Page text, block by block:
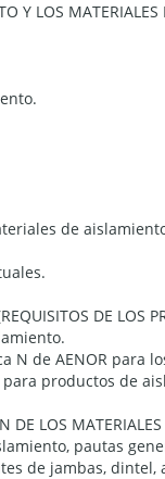
Y LOS
de
DE LOS
N de AENOR para
productos de
DE LOS
pautas
de jambas, dintel,